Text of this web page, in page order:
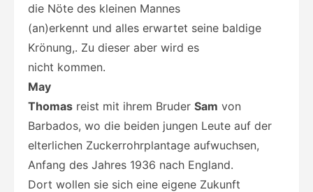
die Nöte des kleinen Mannes
(an)erkennt und alles erwartet seine baldige
Krönung,. Zu dieser aber wird es
nicht kommen.
May
Thomas reist mit ihrem Bruder Sam von
Barbados, wo die beiden jungen Leute auf der
elterlichen Zuckerrohrplantage aufwuchsen,
Anfang des Jahres 1936 nach England.
Dort wollen sie sich eine eigene Zukunft